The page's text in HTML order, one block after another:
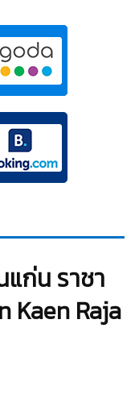
ก่น ราชา
Kaen Raja